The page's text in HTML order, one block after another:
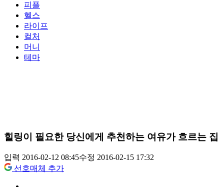
피플
헬스
라이프
컬처
머니
테마
힐링이 필요한 당신에게 추천하는 여유가 흐르는 집
입력 2016-02-12 08:45수정 2016-02-15 17:32
선호매체 추가